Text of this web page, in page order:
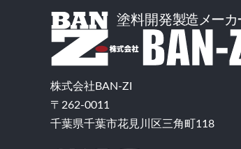
株式会社BAN-ZI
〒262-0011
千葉県千葉市花見川区三角町118